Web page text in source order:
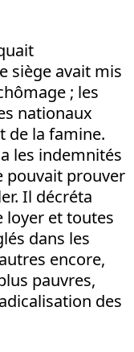
siège avait mis
; les
nationaux
de la famine.
les indemnités
pouvait prouver
Il décréta
loyer et toutes
dans les
encore,
pauvres,
des